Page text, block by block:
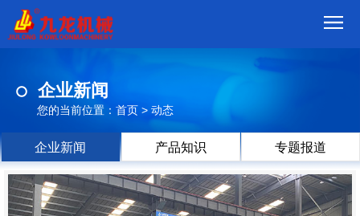
品
视
频
现
企业新闻
您的当前位置： 首页 > 动态
企业新闻 产品知识 专题报道